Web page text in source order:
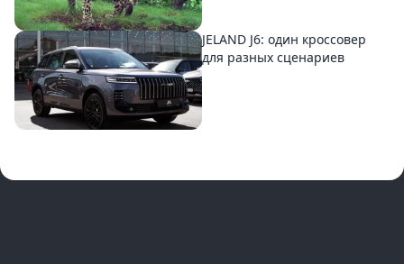
JELAND J6: один кроссовер
для разных сценариев